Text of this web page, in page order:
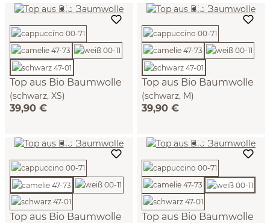
Top aus Bio Baumwolle
(schwarz, XS)
39,90 €
Top aus Bio Baumwolle
(schwarz, M)
39,90 €
Top aus Bio Baumwolle Top aus Bio Baumwolle